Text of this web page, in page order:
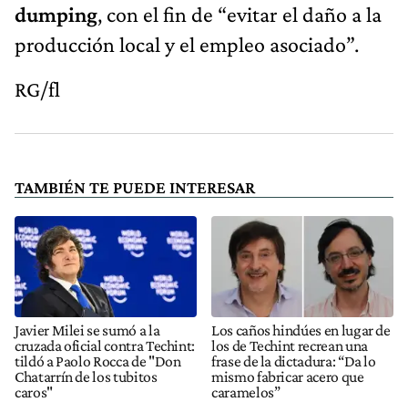
dumping, con el fin de “evitar el daño a la
producción local y el empleo asociado”.
RG/fl
TAMBIÉN TE PUEDE INTERESAR
Javier Milei se sumó a la
cruzada oficial contra Techint:
tildó a Paolo Rocca de "Don
Chatarrín de los tubitos
caros"
Los caños hindúes en lugar de
los de Techint recrean una
frase de la dictadura: “Da lo
mismo fabricar acero que
caramelos”